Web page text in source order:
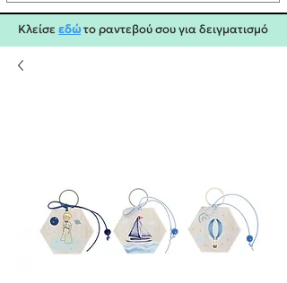
Κλείσεεδώτο ραντεβού σου για δειγματισμό